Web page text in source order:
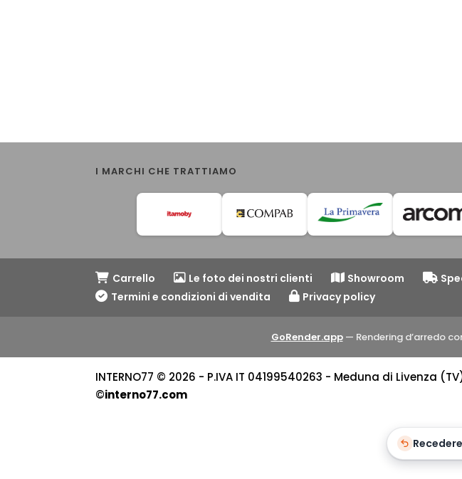
I MARCHI CHE TRATTIAMO
Carrello Le foto dei nostri clienti Showroom
Termini e condizioni di vendita
Privacy policy
GoRender.app— Rendering d’arredo
INTERNO77 © 2026 - P.IVA IT 04199540263 - Meduna di Livenza
©interno77.com